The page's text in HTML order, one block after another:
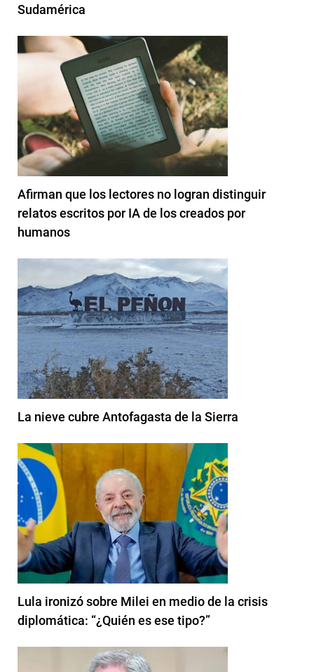
Sudamérica
Afirman que los lectores no logran distinguir
relatos escritos por IA de los creados por
humanos
La nieve cubre Antofagasta de la Sierra
Lula ironizó sobre Milei en medio de la crisis
diplomática: “¿Quién es ese tipo?”